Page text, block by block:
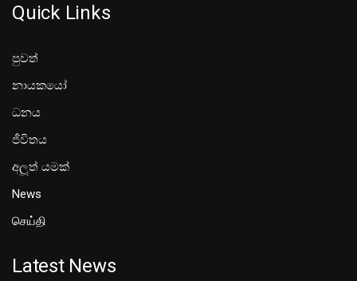
Quick Links
පුවත්
නායකයෝ
ධනය
ජීවිතය
අලූත් යමක්
News
செய்தி
Latest News